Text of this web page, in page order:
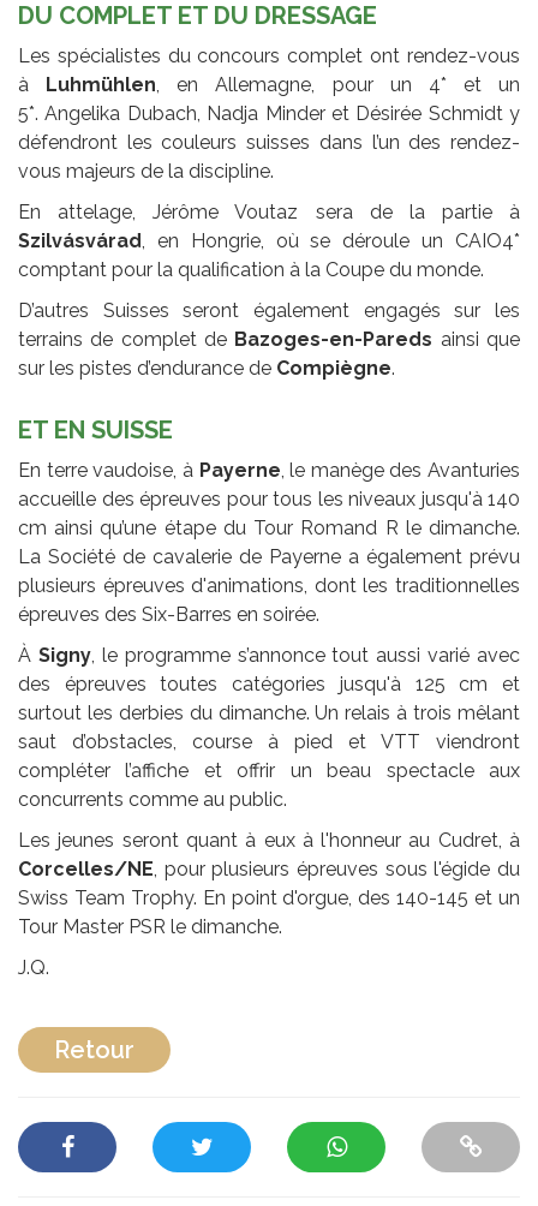
DU COMPLET ET DU DRESSAGE
Les spécialistes du concours complet ont rendez-vous
à
Luhmühlen, en Allemagne, pour un 4* et un
5*. Angelika Dubach, Nadja Minder et Désirée Schmidt y
défendront les couleurs suisses dans l’un des rendez-
vous majeurs de la discipline.
En attelage, Jérôme Voutaz sera de la partie à
Szilvásvárad, en Hongrie, où se déroule un CAIO4*
comptant pour la qualification à la Coupe du monde.
D’autres Suisses seront également engagés sur les
terrains de complet de Bazoges-en-Pareds ainsi que
sur les pistes d’endurance de Compiègne.
ET EN SUISSE
En terre vaudoise, à Payerne, le manège des Avanturies
accueille des épreuves pour tous les niveaux jusqu'à 140
cm ainsi qu’une étape du Tour Romand R le dimanche.
La Société de cavalerie de Payerne a également prévu
plusieurs épreuves d'animations, dont les traditionnelles
épreuves des Six-Barres en soirée.
À Signy, le programme s’annonce tout aussi varié avec
des épreuves toutes catégories jusqu'à 125 cm et
surtout les derbies du dimanche. Un relais à trois mêlant
saut d’obstacles, course à pied et VTT viendront
compléter l’affiche et offrir un beau spectacle aux
concurrents comme au public.
Les jeunes seront quant à eux à l'honneur au Cudret, à
Corcelles/NE, pour plusieurs épreuves sous l'égide du
Swiss Team Trophy. En point d'orgue, des 140-145 et un
Tour Master PSR le dimanche.
J.Q.
Retour